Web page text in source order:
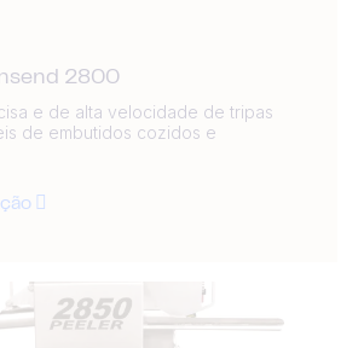
2800
e de alta velocidade de tripas
de embutidos cozidos e